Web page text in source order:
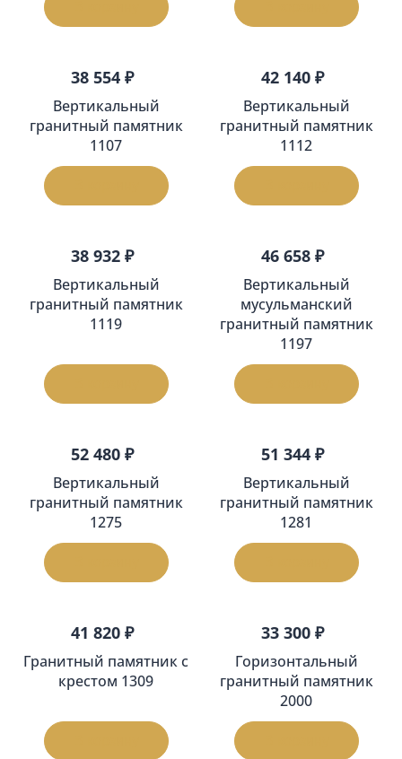
38 554 ₽
Вертикальный
гранитный памятник
1107
42 140 ₽
Вертикальный
гранитный памятник
1112
38 932 ₽
Вертикальный
гранитный памятник
1119
46 658 ₽
Вертикальный
мусульманский
гранитный памятник
1197
52 480 ₽
Вертикальный
гранитный памятник
1275
51 344 ₽
Вертикальный
гранитный памятник
1281
41 820 ₽
Гранитный памятник с
крестом 1309
33 300 ₽
Горизонтальный
гранитный памятник
2000